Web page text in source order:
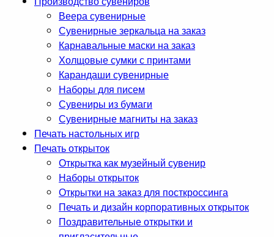
Веера сувенирные
Сувенирные зеркальца на заказ
Карнавальные маски на заказ
Холщовые сумки с принтами
Карандаши сувенирные
Наборы для писем
Сувениры из бумаги
Сувенирные магниты на заказ
Печать настольных игр
Печать открыток
Открытка как музейный сувенир
Наборы открыток
Открытки на заказ для посткроссинга
Печать и дизайн корпоративных открыток
Поздравительные открытки и